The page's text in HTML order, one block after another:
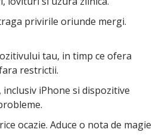
privirile oriunde mergi.
tau, in timp ce ofera
restrictii.
iPhone si dispozitive
ocazie. Aduce o nota de magie